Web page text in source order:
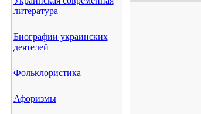
литература
Биографии украинских
деятелей
Фольклористика
Афоризмы